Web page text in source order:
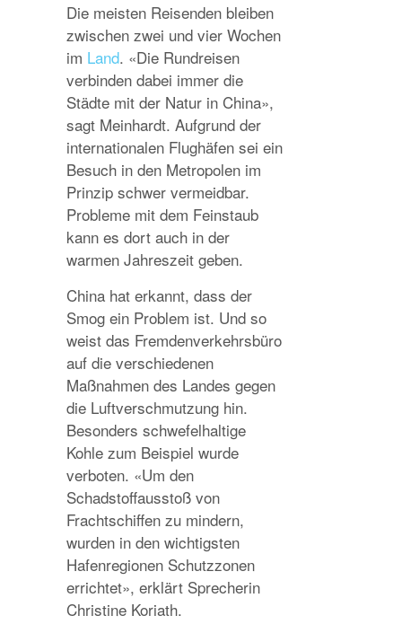
Die meisten Reisenden bleiben
zwischen zwei und vier Wochen
im Land. «Die Rundreisen
verbinden dabei immer die
Städte mit der Natur in China»,
sagt Meinhardt. Aufgrund der
internationalen Flughäfen sei ein
Besuch in den Metropolen im
Prinzip schwer vermeidbar.
Probleme mit dem Feinstaub
kann es dort auch in der
warmen Jahreszeit geben.
China hat erkannt, dass der
Smog ein Problem ist. Und so
weist das Fremdenverkehrsbüro
auf die verschiedenen
Maßnahmen des Landes gegen
die Luftverschmutzung hin.
Besonders schwefelhaltige
Kohle zum Beispiel wurde
verboten. «Um den
Schadstoffausstoß von
Frachtschiffen zu mindern,
wurden in den wichtigsten
Hafenregionen Schutzzonen
errichtet», erklärt Sprecherin
Christine Koriath.